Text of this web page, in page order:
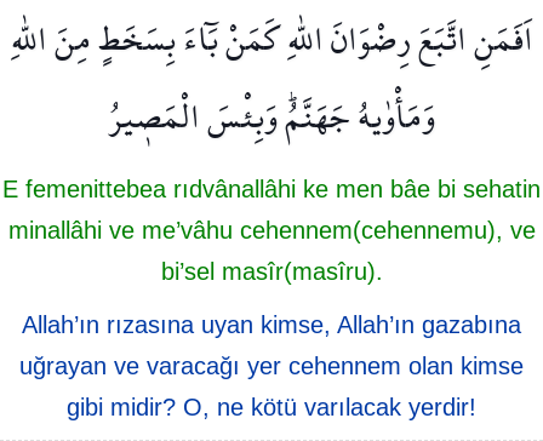
اَفَمَنِ اتَّبَعَ رِضْوَانَ اللّٰهِ كَمَنْ بَٓاءَ بِسَخَطٍ مِنَ اللّٰهِ
وَمَأْوٰيهُ جَهَنَّمُۜ وَبِئْسَ الْمَص۪يرُ
E femenittebea rıdvânallâhi ke men bâe bi sehatin
minallâhi ve me’vâhu cehennem(cehennemu), ve
bi’sel masîr(masîru).
Allah’ın rızasına uyan kimse, Allah’ın gazabına
uğrayan ve varacağı yer cehennem olan kimse
gibi midir? O, ne kötü varılacak yerdir!